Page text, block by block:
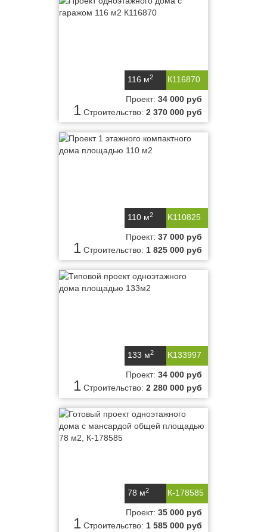
К116870
116 м2
1
Проект: 34 000 руб
Строительство: 2 370 000 руб
K110825
110 м2
1
Проект: 37 000 руб
Строительство: 1 825 000 руб
K133997
133 м2
1
Проект: 34 000 руб
Строительство: 2 280 000 руб
К-178585
78 м2
1
Проект: 35 000 руб
Строительство: 1 585 000 руб